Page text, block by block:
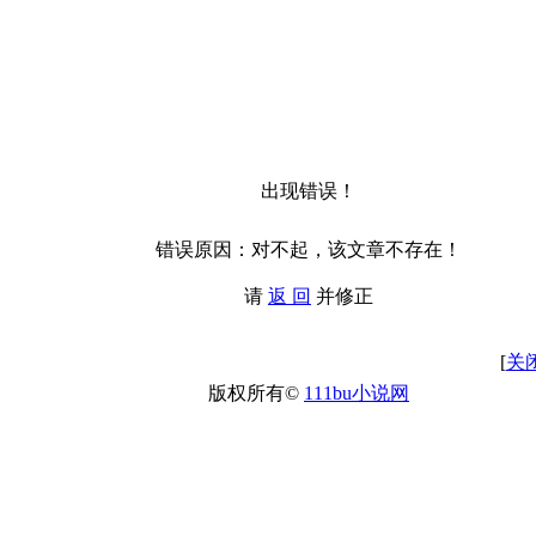
出现错误！
错误原因：对不起，该文章不存在！
请 返 回 并修正
[关
版权所有© 111bu小说网